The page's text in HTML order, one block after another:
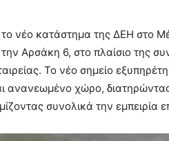
το νέο κατάστημα της ΔΕΗ στο
Αρσάκη 6, στο πλαίσιο της
Το νέο σημείο
ανανεωμένο χώρο,
συνολικά την εμπειρία